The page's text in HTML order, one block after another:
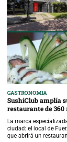
GASTRONOMIA
SushiClub amplía
restaurante de
La marca
ciudad: el local de
que abrirá un